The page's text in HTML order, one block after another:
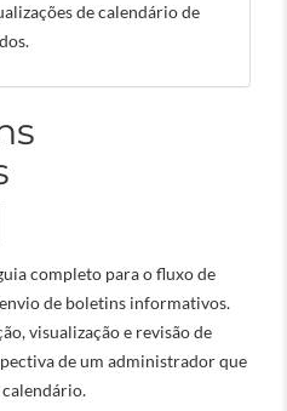
de calendário de
completo para o fluxo de
de boletins informativos.
visualização e revisão de
de um administrador que